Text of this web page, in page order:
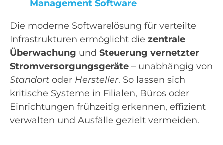
Management Software
Die moderne Softwarelösung für verteilte
Infrastrukturen ermöglicht die zentrale
Überwachung und Steuerung vernetzter
Stromversorgungsgeräte – unabhängig von
Standort oder Hersteller. So lassen sich
kritische Systeme in Filialen, Büros oder
Einrichtungen frühzeitig erkennen, effizient
verwalten und Ausfälle gezielt vermeiden.